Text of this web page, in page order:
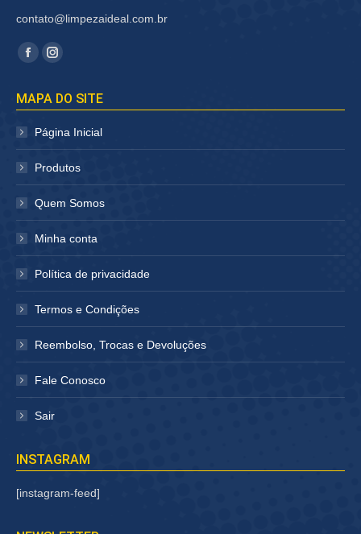
contato@limpezaideal.com.br
Encontre-nos em:
Facebook
abre
em
janela
Instagram
abre
janela
MAPA DO SITE
Página Inicial
Produtos
Quem Somos
Minha conta
Política de privacidade
Termos e Condições
Reembolso, Trocas e Devoluções
Fale Conosco
Sair
INSTAGRAM
[instagram-feed]